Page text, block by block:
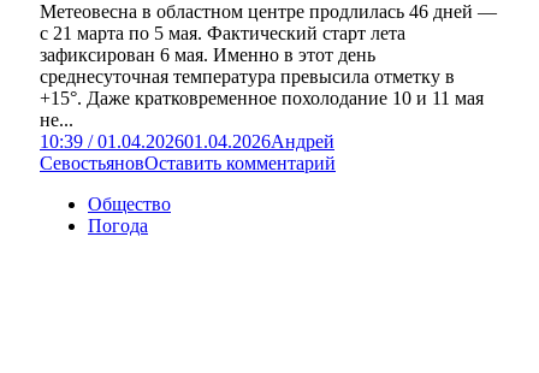
Метеовесна в областном центре продлилась 46 дней —
с 21 марта по 5 мая. Фактический старт лета
зафиксирован 6 мая. Именно в этот день
среднесуточная температура превысила отметку в
+15°. Даже кратковременное похолодание 10 и 11 мая
не...
10:39 / 01.04.202601.04.2026Андрей
СевостьяновОставить комментарий
Общество
Погода